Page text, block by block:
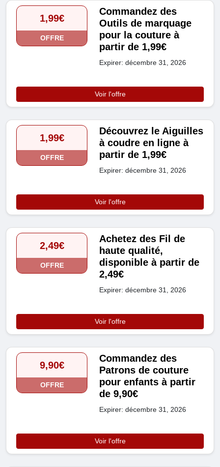
1,99€
OFFRE
Commandez des
Outils de marquage
pour la couture à
partir de 1,99€
Expirer: décembre 31, 2026
Voir l'offre
1,99€
OFFRE
Découvrez le Aiguilles
à coudre en ligne à
partir de 1,99€
Expirer: décembre 31, 2026
Voir l'offre
2,49€
OFFRE
Achetez des Fil de
haute qualité,
disponible à partir de
2,49€
Expirer: décembre 31, 2026
Voir l'offre
9,90€
OFFRE
Commandez des
Patrons de couture
pour enfants à partir
de 9,90€
Expirer: décembre 31, 2026
Voir l'offre